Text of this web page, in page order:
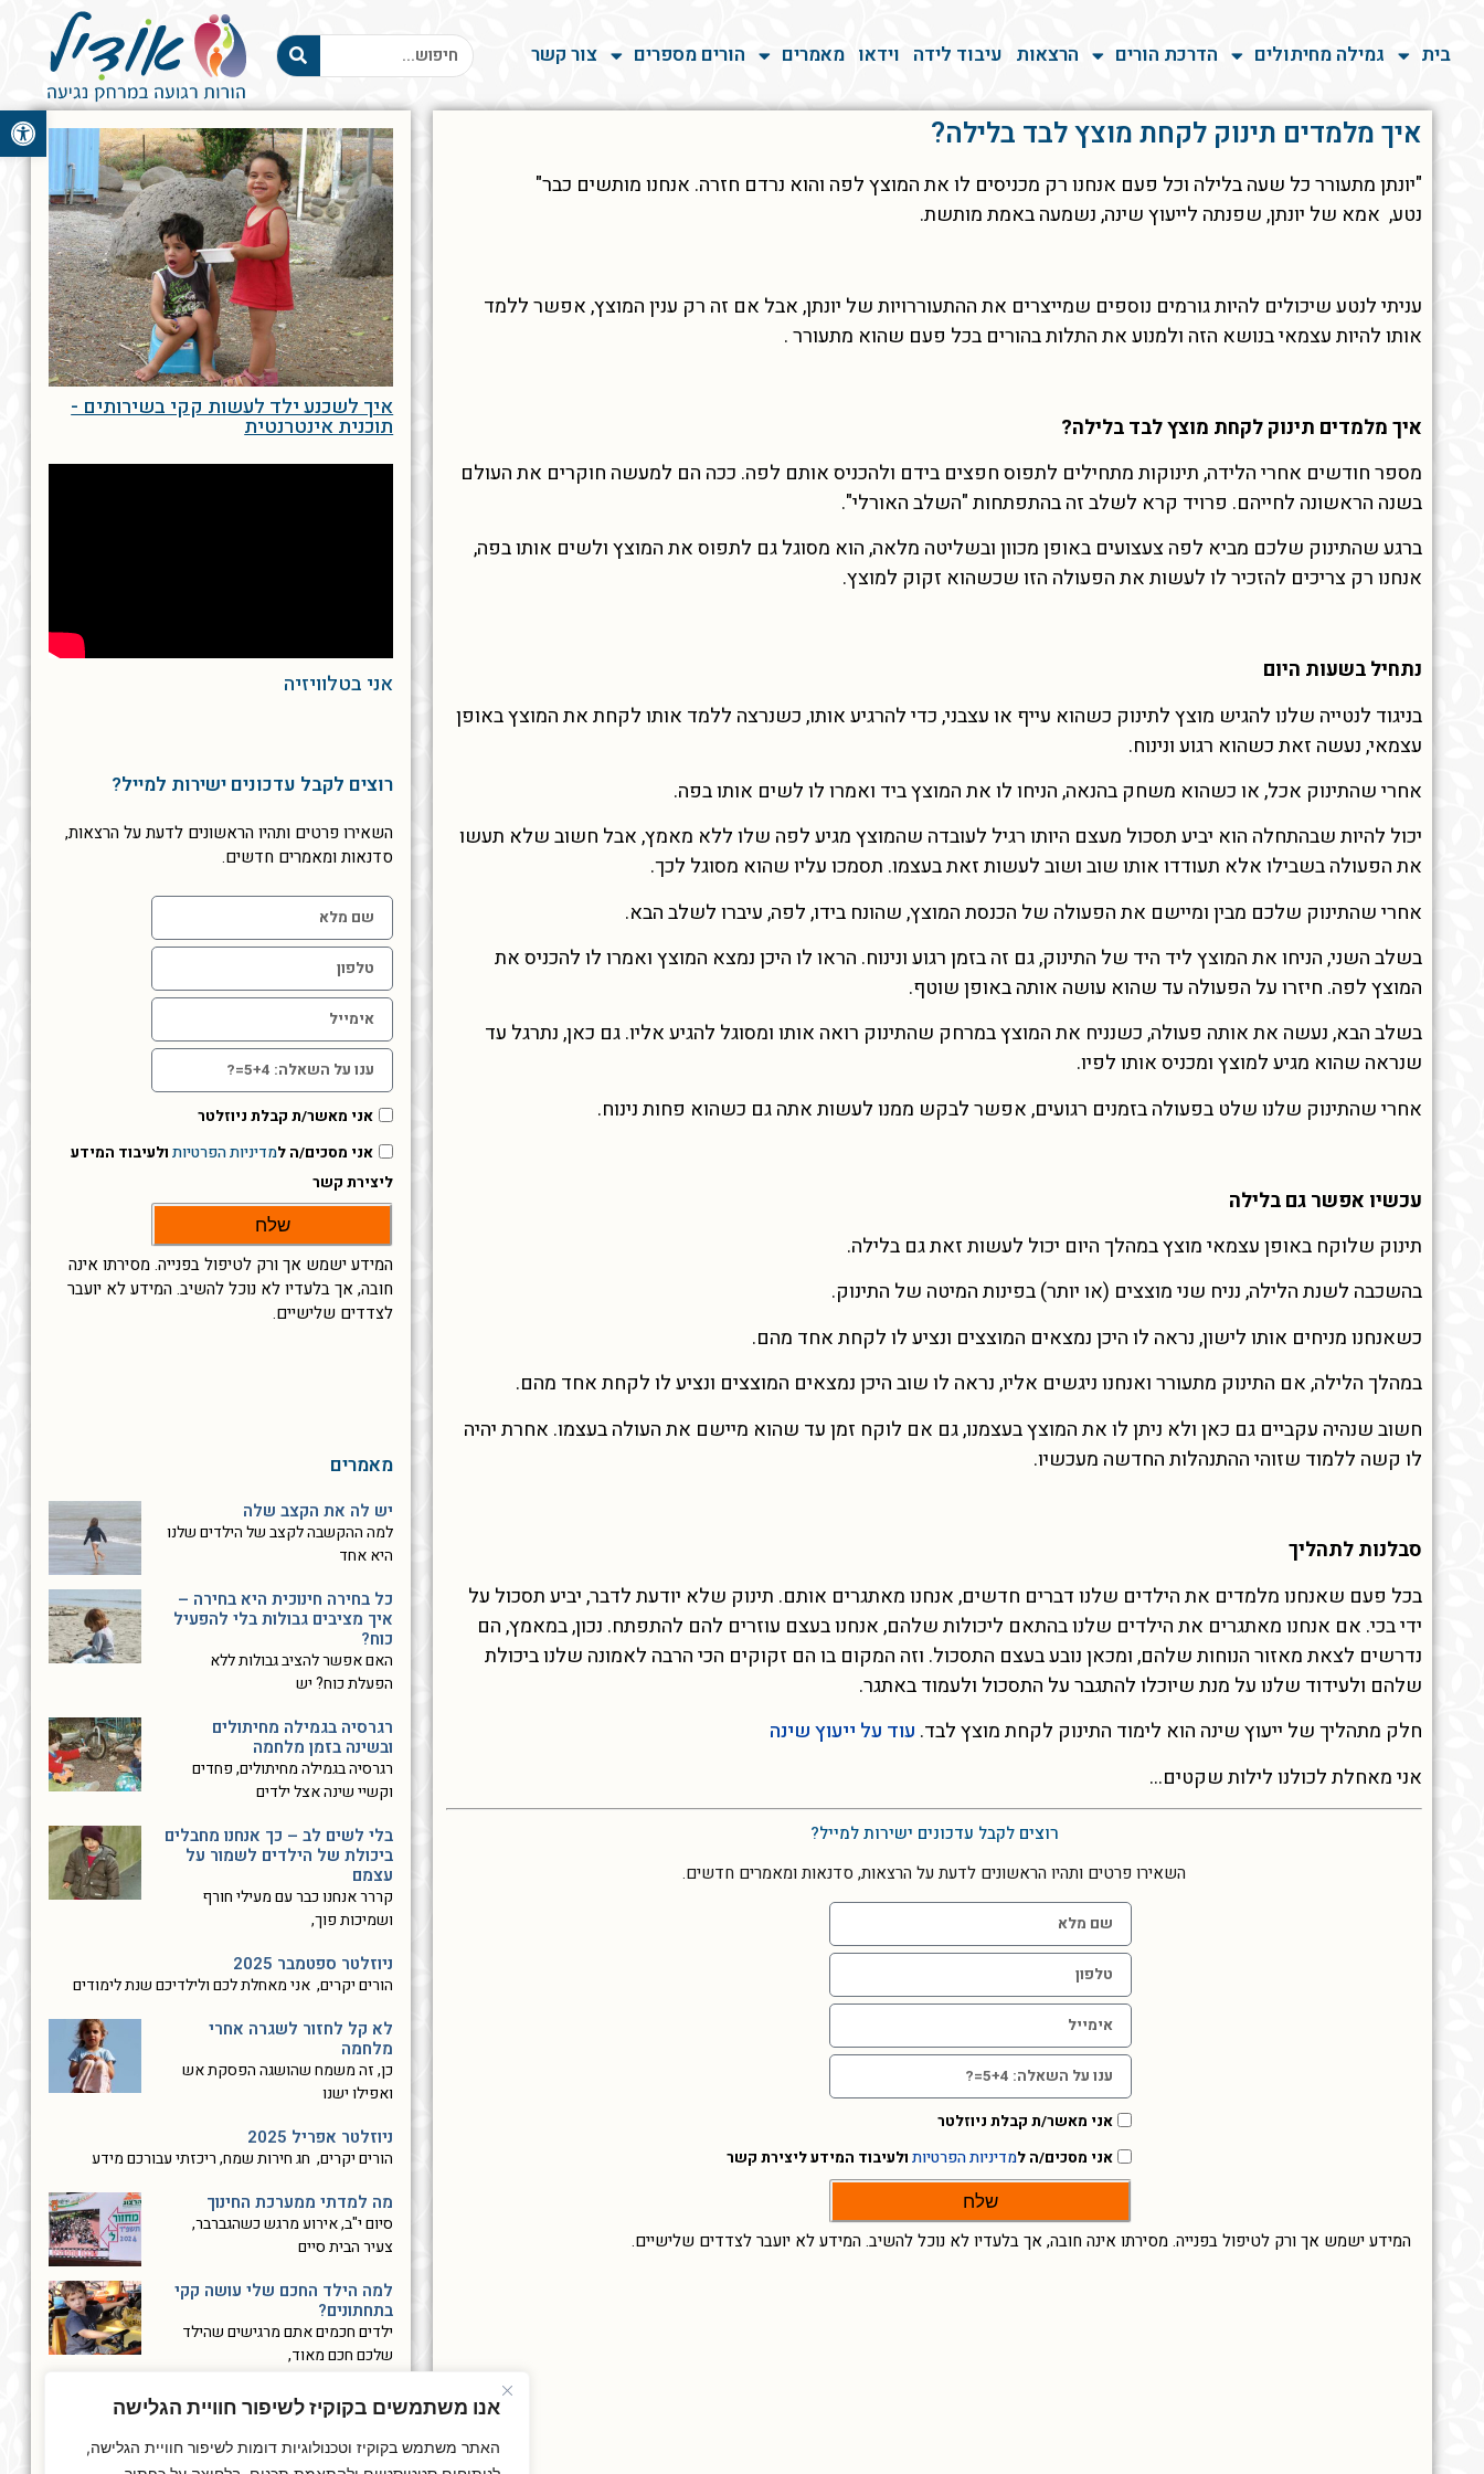
פתח
אנו משתמשים בקוקיז לשיפור חוויית הגלישה
האתר משתמש בקוקיז וטכנולוגיות דומות לשיפור חוויית הגלישה,
בית גמילה מחיתולים הדרכת הורים הרצאות עיבוד לידה וידאו מאמרים הורים מספרים צור קשר
איך מלמדים תינוק לקחת מוצץ לבד בלילה?
"יונתן מתעורר כל שעה בלילה וכל פעם אנחנו רק מכניסים לו את המוצץ לפה והוא נרדם חזרה. אנחנו מותשים כבר"
נטע, אמא של יונתן, שפנתה לייעוץ שינה, נשמעה באמת מותשת.
עניתי לנטע שיכולים להיות גורמים נוספים שמייצרים את ההתעוררויות של יונתן, אבל אם זה רק ענין המוצץ, אפשר ללמד
אותו להיות עצמאי בנושא הזה ולמנוע את התלות בהורים בכל פעם שהוא מתעורר .
איך מלמדים תינוק לקחת מוצץ לבד בלילה?
מספר חודשים אחרי הלידה, תינוקות מתחילים לתפוס חפצים בידם ולהכניס אותם לפה. ככה הם למעשה חוקרים את העולם
בשנה הראשונה לחייהם. פרויד קרא לשלב זה בהתפתחות "השלב האורלי".
ברגע שהתינוק שלכם מביא לפה צעצועים באופן מכוון ובשליטה מלאה, הוא מסוגל גם לתפוס את המוצץ ולשים אותו בפה,
אנחנו רק צריכים להזכיר לו לעשות את הפעולה הזו שכשהוא זקוק למוצץ.
נתחיל בשעות היום
בניגוד לנטייה שלנו להגיש מוצץ לתינוק כשהוא עייף או עצבני, כדי להרגיע אותו, כשנרצה ללמד אותו לקחת את המוצץ באופן
עצמאי, נעשה זאת כשהוא רגוע ונינוח.
אחרי שהתינוק אכל, או כשהוא משחק בהנאה, הניחו לו את המוצץ ביד ואמרו לו לשים אותו בפה.
יכול להיות שבהתחלה הוא יביע תסכול מעצם היותו רגיל לעובדה שהמוצץ מגיע לפה שלו ללא מאמץ, אבל חשוב שלא תעשו
את הפעולה בשבילו אלא תעודדו אותו שוב ושוב לעשות זאת בעצמו. תסמכו עליו שהוא מסוגל לכך.
אחרי שהתינוק שלכם מבין ומיישם את הפעולה של הכנסת המוצץ, שהונח בידו, לפה, עיברו לשלב הבא.
בשלב השני, הניחו את המוצץ ליד היד של התינוק, גם זה בזמן רגוע ונינוח. הראו לו היכן נמצא המוצץ ואמרו לו להכניס את
המוצץ לפה. חיזרו על הפעולה עד שהוא עושה אותה באופן שוטף.
בשלב הבא, נעשה את אותה פעולה, כשנניח את המוצץ במרחק שהתינוק רואה אותו ומסוגל להגיע אליו. גם כאן, נתרגל עד
שנראה שהוא מגיע למוצץ ומכניס אותו לפיו.
אחרי שהתינוק שלנו שלט בפעולה בזמנים רגועים, אפשר לבקש ממנו לעשות אתה גם כשהוא פחות נינוח.
עכשיו אפשר גם בלילה
תינוק שלוקח באופן עצמאי מוצץ במהלך היום יכול לעשות זאת גם בלילה.
בהשכבה לשנת הלילה, נניח שני מוצצים (או יותר) בפינות המיטה של התינוק.
כשאנחנו מניחים אותו לישון, נראה לו היכן נמצאים המוצצים ונציע לו לקחת אחד מהם.
במהלך הלילה, אם התינוק מתעורר ואנחנו ניגשים אליו, נראה לו שוב היכן נמצאים המוצצים ונציע לו לקחת אחד מהם.
חשוב שנהיה עקביים גם כאן ולא ניתן לו את המוצץ בעצמנו, גם אם לוקח זמן עד שהוא מיישם את העולה בעצמו. אחרת יהיה
לו קשה ללמוד שזוהי ההתנהלות החדשה מעכשיו.
סבלנות לתהליך
בכל פעם שאנחנו מלמדים את הילדים שלנו דברים חדשים, אנחנו מאתגרים אותם. תינוק שלא יודעת לדבר, יביע תסכול על
ידי בכי. אם אנחנו מאתגרים את הילדים שלנו בהתאם ליכולות שלהם, אנחנו בעצם עוזרים להם להתפתח. נכון, במאמץ, הם
נדרשים לצאת מאזור הנוחות שלהם, ומכאן נובע בעצם התסכול. וזה המקום בו הם זקוקים הכי הרבה לאמונה שלנו ביכולת
שלהם ולעידוד שלנו על מנת שיוכלו להתגבר על התסכול ולעמוד באתגר.
חלק מתהליך של ייעוץ שינה הוא לימוד התינוק לקחת מוצץ לבד. עוד על ייעוץ שינה
אני מאחלת לכולנו לילות שקטים…
רוצים לקבל עדכונים ישירות למייל?
השאירו פרטים ותהיו הראשונים לדעת על הרצאות, סדנאות ומאמרים חדשים.
אני מאשר/ת קבלת ניוזלטר
אני מסכים/ה למדיניות הפרטיות ולעיבוד המידע ליצירת קשר
שלח
המידע ישמש אך ורק לטיפול בפנייה. מסירתו אינה חובה, אך בלעדיו לא נוכל להשיב. המידע לא יועבר לצדדים שלישיים.
איך לשכנע ילד לעשות קקי בשירותים -
תוכנית אינטרנטית
אני בטלוויזיה
רוצים לקבל עדכונים ישירות למייל?
השאירו פרטים ותהיו הראשונים לדעת על הרצאות,
סדנאות ומאמרים חדשים.
אני מאשר/ת קבלת ניוזלטר
אני מסכים/ה למדיניות הפרטיותולעיבוד המידע
ליצירת קשר
שלח
המידע ישמש אך ורק לטיפול בפנייה. מסירתו אינה
חובה, אך בלעדיו לא נוכל להשיב. המידע לא יועבר
לצדדים שלישיים.
מאמרים
יש לה את הקצב שלה
למה ההקשבה לקצב של הילדים שלנו
היא אחד
כל בחירה חינוכית היא בחירה –
איך מציבים גבולות בלי להפעיל
כוח?
האם אפשר להציב גבולות ללא
הפעלת כוח? יש
רגרסיה בגמילה מחיתולים
ובשינה בזמן מלחמה
רגרסיה בגמילה מחיתולים, פחדים
וקשיי שינה אצל ילדים
בלי לשים לב – כך אנחנו מחבלים
ביכולת של הילדים לשמור על
עצמם
קררר אנחנו כבר עם מעילי חורף
ושמיכות פוך,
ניוזלטר ספטמבר 2025
הורים יקרים, אני מאחלת לכם ולילדיכם שנת לימודים
לא קל לחזור לשגרה אחרי
מלחמה
כן, זה משמח שהושגה הפסקת אש
ואפילו ישנו
ניוזלטר אפריל 2025
הורים יקרים, חג חירות שמח, ריכזתי עבורכם מידע
מה למדתי ממערכת החינוך
סיום י"ב, אירוע מרגש כשהגברבר,
צעיר הבית סיים
למה הילד החכם שלי עושה קקי
בתחתונים?
ילדים חכמים אתם מרגישים שהילד
שלכם חכם מאוד,
ניוזלטר נובמבר 2024
ניוזלטר נובמבר 2024 הורים יקרים, כבר יותר משנה
« הקודם 1
2
3
4
5 הבא »